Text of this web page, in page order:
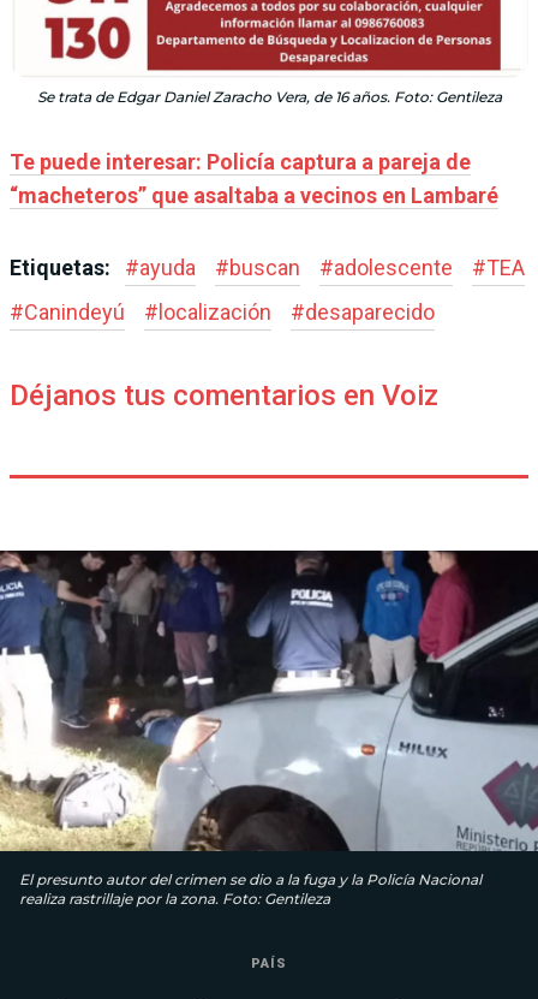
Se trata de Edgar Daniel Zaracho Vera, de 16 años. Foto: Gentileza
Te puede interesar: Policía captura a pareja de
“macheteros” que asaltaba a vecinos en Lambaré
Etiquetas: #ayuda #buscan #adolescente #TEA
#Canindeyú # localización #desaparecido
Déjanos tus comentarios en Voiz
El presunto autor del crimen se dio a la fuga y la Policía Nacional
realiza rastrillaje por la zona. Foto: Gentileza
PAÍS